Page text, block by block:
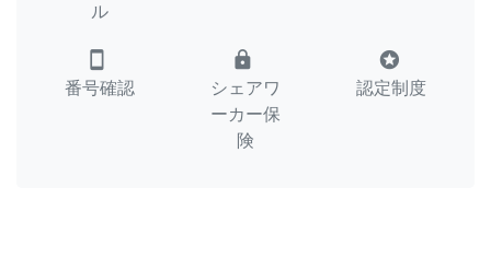
ル
smartphone
番号確認
lock
シェアワ
ーカー保
険
stars
認定制度